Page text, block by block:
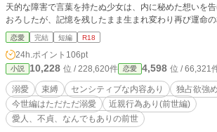
天的な障害で言葉を持たぬ少女は、内に秘めた想いを
おろしたが、記憶を残したまま生まれ変わり再び運命
今度は存分に思いの丈を伝えていく。 ＊＊＊＊＊＊ 前世編はセンシティブで禁
忌的な内容が濃いめとなっておりますが、今世編は甘々
濃いめ)の日常となっております。 生々しくも激甘でシンプルな溺愛だけでいい
や!!という方は、前世編は無視して今世編のみご拝読ください
全体的に生々しい表現ありの18禁内容です。 ※ご都合
体的に倫理観がぶっ飛んでます。 ※前世は特に胸糞注
性あり。 ※どんなものでもщ(ﾟДﾟщ)ｶﾓﾝな人のみどうぞ。 ☆作者より☆ ※諸
情により長期休養していた為、執筆中のものが停滞して
恋愛 完結 短編 R18
24h.ポイント 106pt
小説 10,228 位 / 228,620件 恋愛 4,598 位 / 66,321
溺愛 束縛 センシティブな内容あり 独占欲強め
今世編はただただ溺愛
近親行為あり(前世編)
愛人、不貞、なんでもありの前世